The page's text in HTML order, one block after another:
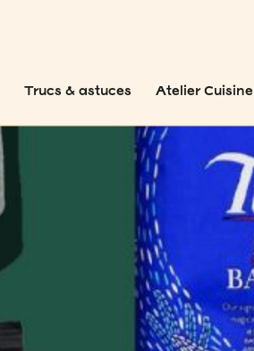
Trucs & astuces Atelier Cuisine